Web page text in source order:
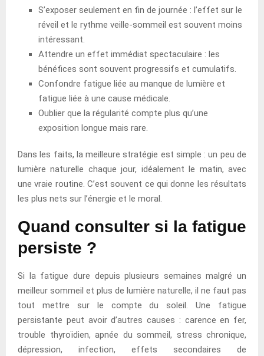
S’exposer seulement en fin de journée : l’effet sur le
réveil et le rythme veille-sommeil est souvent moins
intéressant.
Attendre un effet immédiat spectaculaire : les
bénéfices sont souvent progressifs et cumulatifs.
Confondre fatigue liée au manque de lumière et
fatigue liée à une cause médicale.
Oublier que la régularité compte plus qu’une
exposition longue mais rare.
Dans les faits, la meilleure stratégie est simple : un peu de
lumière naturelle chaque jour, idéalement le matin, avec
une vraie routine. C’est souvent ce qui donne les résultats
les plus nets sur l’énergie et le moral.
Quand consulter si la fatigue
persiste ?
Si la fatigue dure depuis plusieurs semaines malgré un
meilleur sommeil et plus de lumière naturelle, il ne faut pas
tout mettre sur le compte du soleil. Une fatigue
persistante peut avoir d’autres causes : carence en fer,
trouble thyroïdien, apnée du sommeil, stress chronique,
dépression, infection, effets secondaires de